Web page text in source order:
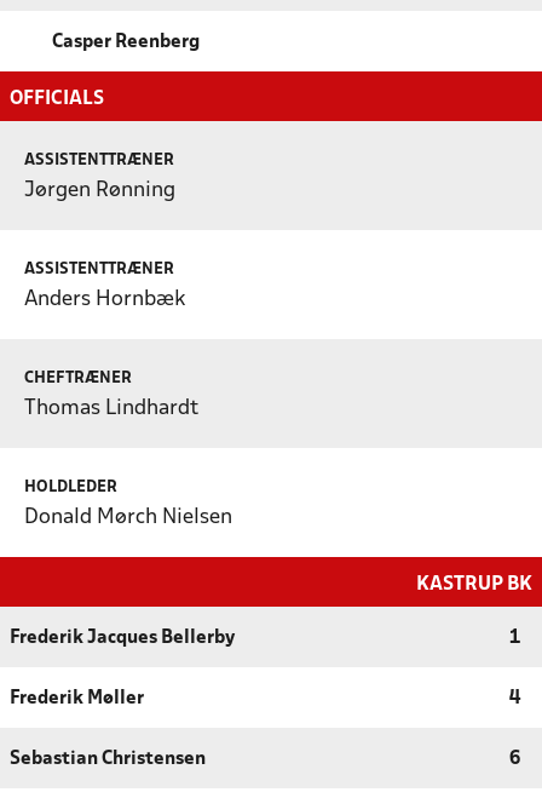
Casper Reenberg
OFFICIALS
ASSISTENTTRÆNER
Jørgen Rønning
ASSISTENTTRÆNER
Anders Hornbæk
CHEFTRÆNER
Thomas Lindhardt
HOLDLEDER
Donald Mørch Nielsen
KASTRUP BK
Frederik Jacques Bellerby 1
Frederik Møller 4
Sebastian Christensen 6